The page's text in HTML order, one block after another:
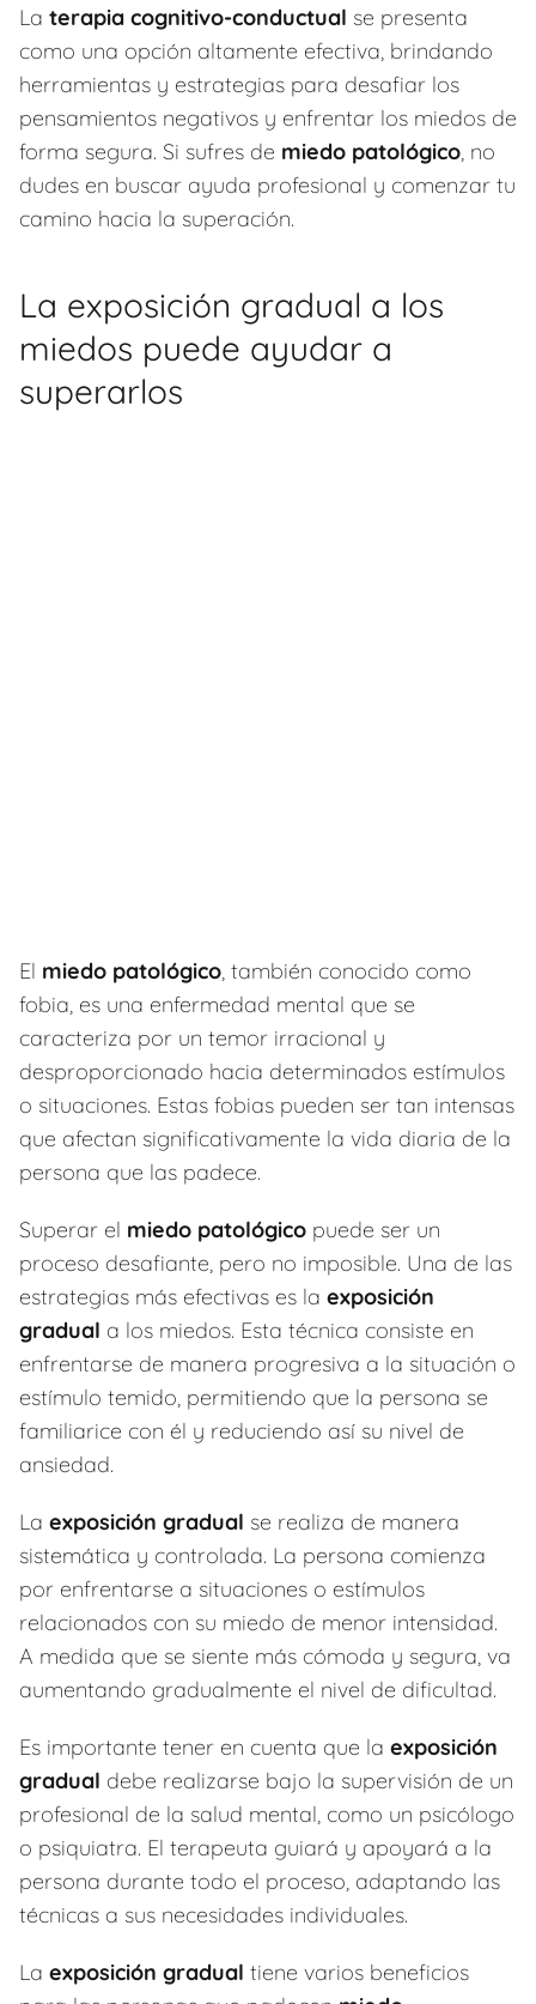
La terapia cognitivo-conductual se presenta
como una opción altamente efectiva, brindando
herramientas y estrategias para desafiar los
pensamientos negativos y enfrentar los miedos de
forma segura. Si sufres de miedo patológico, no
dudes en buscar ayuda profesional y comenzar tu
camino hacia la superación.
La exposición gradual a los
miedos puede ayudar a
superarlos
El miedo patológico, también conocido como
fobia, es una enfermedad mental que se
caracteriza por un temor irracional y
desproporcionado hacia determinados estímulos
o situaciones. Estas fobias pueden ser tan intensas
que afectan significativamente la vida diaria de la
persona que las padece.
Superar el miedo patológico puede ser un
proceso desafiante, pero no imposible. Una de las
estrategias más efectivas es la exposición
gradual a los miedos. Esta técnica consiste en
enfrentarse de manera progresiva a la situación o
estímulo temido, permitiendo que la persona se
familiarice con él y reduciendo así su nivel de
ansiedad.
La exposición gradual se realiza de manera
sistemática y controlada. La persona comienza
por enfrentarse a situaciones o estímulos
relacionados con su miedo de menor intensidad.
A medida que se siente más cómoda y segura, va
aumentando gradualmente el nivel de dificultad.
Es importante tener en cuenta que la exposición
gradual debe realizarse bajo la supervisión de un
profesional de la salud mental, como un psicólogo
o psiquiatra. El terapeuta guiará y apoyará a la
persona durante todo el proceso, adaptando las
técnicas a sus necesidades individuales.
La exposición gradual tiene varios beneficios